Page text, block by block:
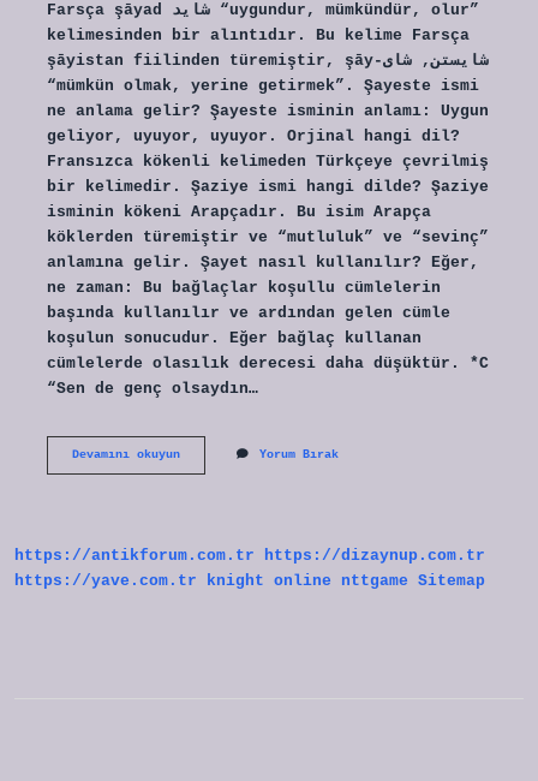
Farsça şāyad شاید “uygundur, mümkündür, olur”
kelimesinden bir alıntıdır. Bu kelime Farsça
şāyistan fiilinden türemiştir, şāy-شایستن, شای
“mümkün olmak, yerine getirmek”. Şayeste ismi
ne anlama gelir? Şayeste isminin anlamı: Uygun
geliyor, uyuyor, uyuyor. Orjinal hangi dil?
Fransızca kökenli kelimeden Türkçeye çevrilmiş
bir kelimedir. Şaziye ismi hangi dilde? Şaziye
isminin kökeni Arapçadır. Bu isim Arapça
köklerden türemiştir ve “mutluluk” ve “sevinç”
anlamına gelir. Şayet nasıl kullanılır? Eğer,
ne zaman: Bu bağlaçlar koşullu cümlelerin
başında kullanılır ve ardından gelen cümle
koşulun sonucudur. Eğer bağlaç kullanan
cümlelerde olasılık derecesi daha düşüktür. *C
“Sen de genç olsaydın…
Devamını okuyunŞayeste
Yorum Bırak
https://antikforum.com.tr
https://dizaynup.com.tr
https://yave.com.tr
knight online nttgame Sitemap